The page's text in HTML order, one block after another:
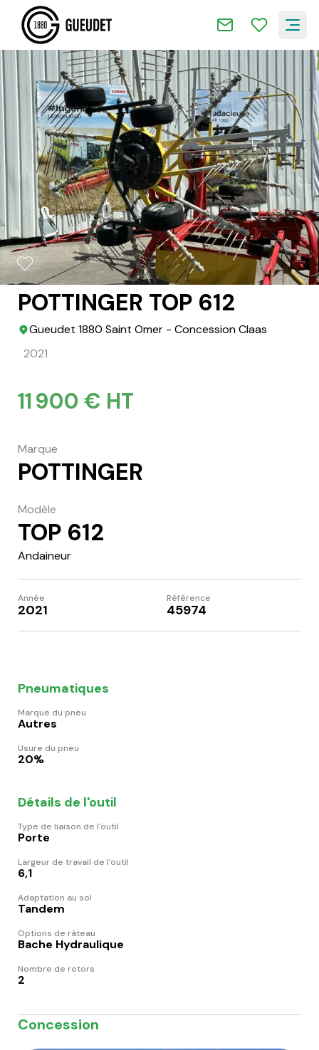
2/14
POTTINGER TOP 612
Gueudet 1880 Saint Omer - Concession Claas
2021
11 900 € HT
Marque
POTTINGER
Modèle
TOP 612
Andaineur
Année
2021
Référence
45974
Pneumatiques
Marque du pneu
Autres
Usure du pneu
20%
Détails de l'outil
Type de liaison de l'outil
Porte
Largeur de travail de l'outil
6,1
Adaptation au sol
Tandem
Options de râteau
Bache Hydraulique
Nombre de rotors
2
Concession